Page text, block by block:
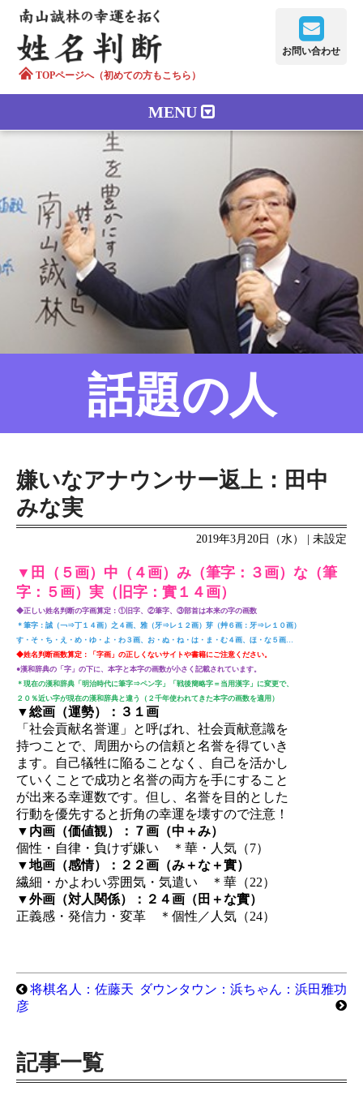
TOPページへ（初めての方もこちら）
お問い合わせ
MENU
正しい字画
南山誠林について
漢字の語源
漢字の歴史
苗字100のルーツ
話題の人
嫌いなアナウンサー返上：田中
みな実
2019年3月20日（水） | 未設定
▼田（５画）中（４画）み（筆字：３画）な（筆
字：５画）実（旧字：實１４画）
◆正しい姓名判断の字画算定：①旧字、②筆字、③部首は本来の字の画数
＊筆字：誠（￢⇒丁１４画）之４画、雅（牙⇒レ１２画）芽（艸６画：牙⇒レ１０画）
す・そ・ち・え・め・ゆ・よ・わ３画、お・ぬ・ね・は・ま・む４画、ほ・な５画…
◆姓名判断画数算定：「字画」の正しくないサイトや書籍にご注意ください。
●漢和辞典の「字」の下に、本字と本字の画数が小さく記載されています。
＊現在の漢和辞典「明治時代に筆字⇒ペン字」「戦後簡略字＝当用漢字」に変更で、
２０％近い字が現在の漢和辞典と違う（２千年使われてきた本字の画数を適用）
▼総画（運勢）：３１画
「社会貢献名誉運」と呼ばれ、社会貢献意識を
持つことで、周囲からの信頼と名誉を得ていき
ます。自己犠牲に陥ることなく、自己を活かし
ていくことで成功と名誉の両方を手にすること
が出来る幸運数です。但し、名誉を目的とした
行動を優先すると折角の幸運を壊すので注意！
▼内画（価値観）：７画（中＋み）
個性・自律・負けず嫌い ＊華・人気（7）
▼地画（感情）：２２画（み＋な＋實）
繊細・かよわい雰囲気・気遣い ＊華（22）
▼外画（対人関係）：２４画（田＋な實）
正義感・発信力・変革 ＊個性／人気（24）
将棋名人：佐藤天
彦
ダウンタウン：浜ちゃん：浜田雅功
記事一覧